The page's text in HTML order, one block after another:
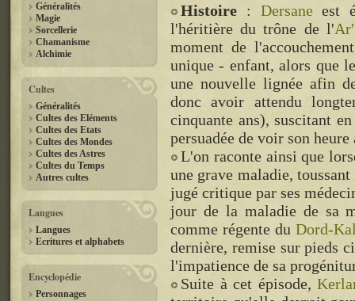
Généralités
Magie
Sorcellerie
Chamanisme
Alchimie
Cultes
Généralités
Cultes des Eléments
Cultes des Etats
Cultes des Mondes
Cultes des Astres
Cultes du Temps
Autres cultes
Langues
Langues
Ecritures et alphabets
Encyclopédie
Personnages
Histoire : Dersaneest
l'héritière du trône de l'
moment de
unique - enfant, alors que
une nouvelle lignée afin
donc avoir attendu
cinquante ans), suscitant
persuadée de voir son
L'on raconte ainsi que
une grave maladie,
jugé critique par ses
jour de la maladie de sa
comme régente duDord-
dernière, remise sur pieds
l'impatience de sa
Suite à cet épisode,